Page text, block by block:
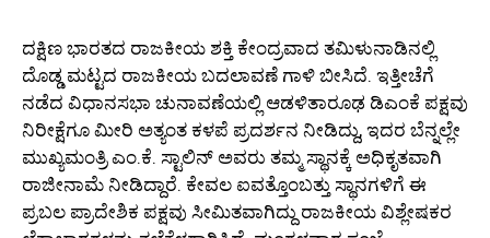
ದಕ್ಷಿಣ ಭಾರತದ ರಾಜಕೀಯ ಶಕ್ತಿ ಕೇಂದ್ರವಾದ ತಮಿಳುನಾಡಿನಲ್ಲಿ
ದೊಡ್ಡ ಮಟ್ಟದ ರಾಜಕೀಯ ಬದಲಾವಣೆ ಗಾಳಿ ಬೀಸಿದೆ. ಇತ್ತೀಚೆಗೆ
ನಡೆದ ವಿಧಾನಸಭಾ ಚುನಾವಣೆಯಲ್ಲಿ ಆಡಳಿತಾರೂಢ ಡಿಎಂಕೆ ಪಕ್ಷವು
ನಿರೀಕ್ಷೆಗೂ ಮೀರಿ ಅತ್ಯಂತ ಕಳಪೆ ಪ್ರದರ್ಶನ ನೀಡಿದ್ದು, ಇದರ ಬೆನ್ನಲ್ಲೇ
ಮುಖ್ಯಮಂತ್ರಿ ಎಂ.ಕೆ. ಸ್ಟಾಲಿನ್ ಅವರು ತಮ್ಮ ಸ್ಥಾನಕ್ಕೆ ಅಧಿಕೃತವಾಗಿ
ರಾಜೀನಾಮೆ ನೀಡಿದ್ದಾರೆ. ಕೇವಲ ಐವತ್ತೊಂಬತ್ತು ಸ್ಥಾನಗಳಿಗೆ ಈ
ಪ್ರಬಲ ಪ್ರಾದೇಶಿಕ ಪಕ್ಷವು ಸೀಮಿತವಾಗಿದ್ದು ರಾಜಕೀಯ ವಿಶ್ಲೇಷಕರ